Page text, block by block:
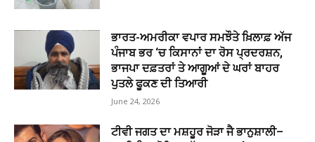
ਭਾਰਤ-ਅਮਰੀਕਾ ਵਪਾਰ ਸਮਝੌਤੇ ਖ਼ਿਲਾਫ਼ ਅੱਜ
ਪੰਜਾਬ ਭਰ ‘ਚ ਕਿਸਾਨਾਂ ਦਾ ਰੋਸ ਪ੍ਰਦਰਸ਼ਨ,
ਭਾਜਪਾ ਦਫ਼ਤਰਾਂ ਤੇ ਆਗੂਆਂ ਦੇ ਘਰਾਂ ਬਾਹਰ
ਪੁਤਲੇ ਫੂਕਣ ਦੀ ਤਿਆਰੀ
June 24, 2026
ਟੀਵੀ ਜਗਤ ਦਾ ਮਸ਼ਹੂਰ ਜੋੜਾ ਜੈ ਭਾਨੁਸ਼ਾਲੀ–